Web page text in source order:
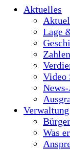
Aktuelles
Lage
Video
Was